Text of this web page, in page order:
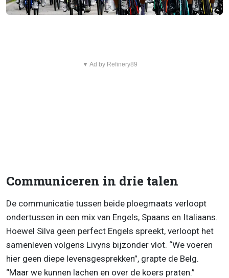
▼ Ad by Refinery89
Communiceren in drie talen
De communicatie tussen beide ploegmaats verloopt
ondertussen in een mix van Engels, Spaans en Italiaans.
Hoewel Silva geen perfect Engels spreekt, verloopt het
samenleven volgens Livyns bijzonder vlot. “We voeren
hier geen diepe levensgesprekken”, grapte de Belg.
“Maar we kunnen lachen en over de koers praten.”